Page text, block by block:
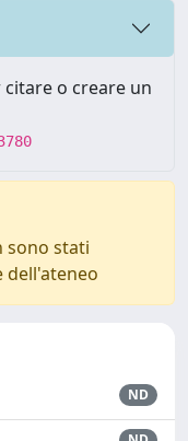
o creare un
sono stati
dell'ateneo
ND